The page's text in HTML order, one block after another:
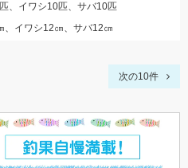
、イワシ10匹、サバ10匹
、イワシ12㎝、サバ12㎝
次の10件